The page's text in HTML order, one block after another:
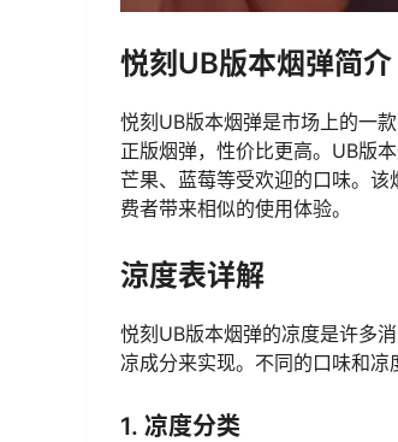
悦刻UB版本烟弹简介
悦刻UB版本烟弹是市场上的一
正版烟弹，性价比更高。UB版
芒果、蓝莓等受欢迎的口味。
费者带来相似的使用体验。
涼度表详解
悦刻UB版本烟弹的凉度是许多
凉成分来实现。不同的口味和凉
1. 凉度分类